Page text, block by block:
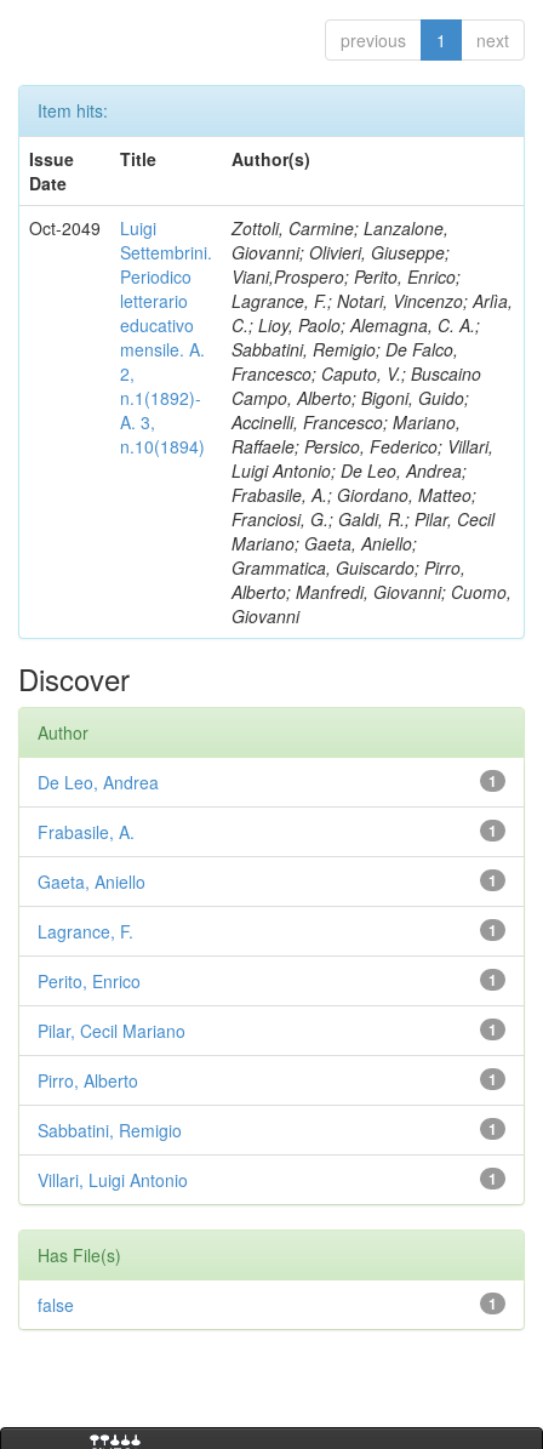
previous 1 next
Item hits:
Issue
Date
Title Author(s)
Oct-2049
Luigi
Settembrini.
Periodico
letterario
educativo
mensile. A.
2,
n.1(1892)-
A. 3,
n.10(1894)
Zottoli, Carmine; Lanzalone,
Giovanni; Olivieri, Giuseppe;
Viani,Prospero; Perito, Enrico;
Lagrance, F.; Notari, Vincenzo; Arlìa,
C.; Lioy, Paolo; Alemagna, C. A.;
Sabbatini, Remigio; De Falco,
Francesco; Caputo, V.; Buscaino
Campo, Alberto; Bigoni, Guido;
Accinelli, Francesco; Mariano,
Raffaele; Persico, Federico; Villari,
Luigi Antonio; De Leo, Andrea;
Frabasile, A.; Giordano, Matteo;
Franciosi, G.; Galdi, R.; Pilar, Cecil
Mariano; Gaeta, Aniello;
Grammatica, Guiscardo; Pirro,
Alberto; Manfredi, Giovanni; Cuomo,
Giovanni
Discover
Author
1
De Leo, Andrea
1
Frabasile, A.
1
Gaeta, Aniello
1
Lagrance, F.
1
Perito, Enrico
1
Pilar, Cecil Mariano
1
Pirro, Alberto
1
Sabbatini, Remigio
1
Villari, Luigi Antonio
Has File(s)
1
false